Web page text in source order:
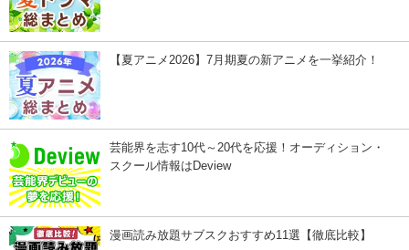
【夏アニメ2026】7月期夏の新アニメを一挙紹介！
芸能界を志す10代～20代を応援！オーディション・
スクール情報はDeview
漫画読み放題サブスクおすすめ11選【徹底比較】